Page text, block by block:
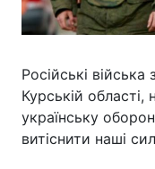
Російські
Курській
українську
витіснити наші